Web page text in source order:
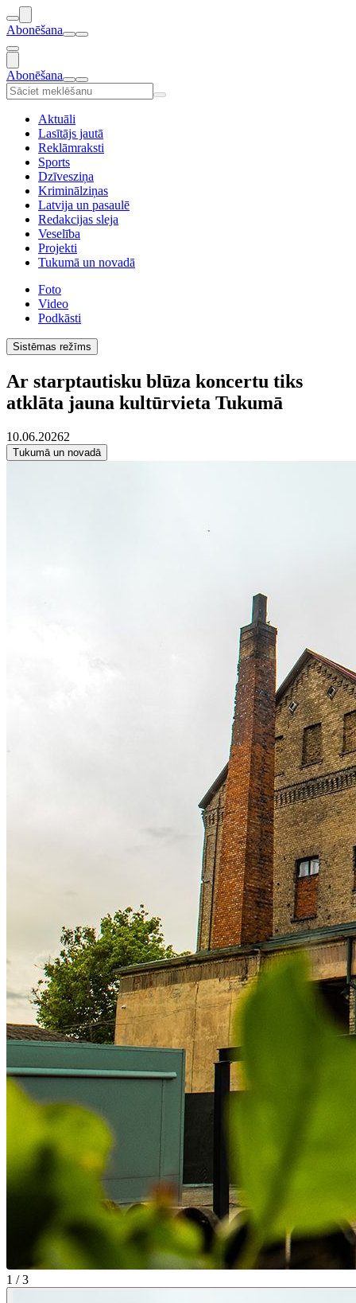
Abonēšana
Abonēšana
Aktuāli
Lasītājs jautā
Reklāmraksti
Sports
Dzīvesziņa
Kriminālziņas
Latvija un pasaulē
Redakcijas sleja
Veselība
Projekti
Tukumā un novadā
Foto
Video
Podkāsti
Sistēmas režīms
Ar starptautisku blūza koncertu tiks
atklāta jauna kultūrvieta Tukumā
10.06.20262
Tukumā un novadā
1 / 3